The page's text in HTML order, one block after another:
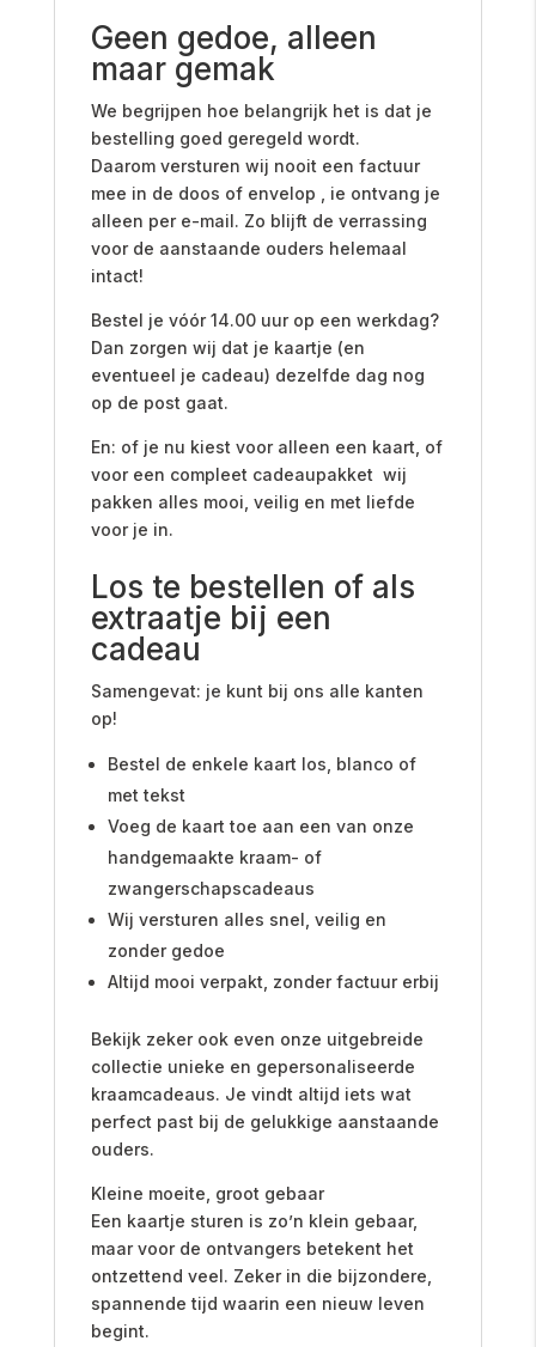
Geen gedoe, alleen
maar gemak
We begrijpen hoe belangrijk het is dat je
bestelling goed geregeld wordt.
Daarom versturen wij nooit een factuur
mee in de doos of envelop , ie ontvang je
alleen per e-mail. Zo blijft de verrassing
voor de aanstaande ouders helemaal
intact!
Bestel je vóór 14.00 uur op een werkdag?
Dan zorgen wij dat je kaartje (en
eventueel je cadeau) dezelfde dag nog
op de post gaat.
En: of je nu kiest voor alleen een kaart, of
voor een compleet cadeaupakket wij
pakken alles mooi, veilig en met liefde
voor je in.
Los te bestellen of als
extraatje bij een
cadeau
Samengevat: je kunt bij ons alle kanten
op!
Bestel de enkele kaart los, blanco of
met tekst
Voeg de kaart toe aan een van onze
handgemaakte kraam- of
zwangerschapscadeaus
Wij versturen alles snel, veilig en
zonder gedoe
Altijd mooi verpakt, zonder factuur erbij
Bekijk zeker ook even onze uitgebreide
collectie unieke en gepersonaliseerde
kraamcadeaus. Je vindt altijd iets wat
perfect past bij de gelukkige aanstaande
ouders.
Kleine moeite, groot gebaar
Een kaartje sturen is zo’n klein gebaar,
maar voor de ontvangers betekent het
ontzettend veel. Zeker in die bijzondere,
spannende tijd waarin een nieuw leven
begint.